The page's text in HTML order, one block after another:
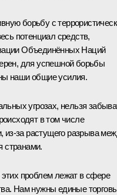
борьбу с
потенциал средств,
Объединённых Наций
для успешной борьбы
наши общие усилия.
угрозах, нельзя
в том числе
из‑за растущего разрыва
странами.
проблем лежат в сфере
Нам нужны единые